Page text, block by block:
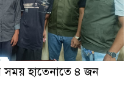
সময় হাতেনাতে ৪ জন